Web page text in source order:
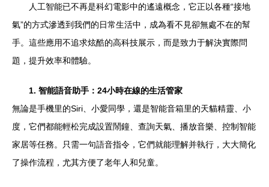
人工智能已不再是科幻電影中的遙遠概念，它正以各種“接地
氣”的方式滲透到我們的日常生活中，成為看不見卻無處不在的幫
手。這些應用不追求炫酷的高科技展示，而是致力于解決實際問
題，提升效率和體驗。
1. 智能語音助手：24小時在線的生活管家
無論是手機里的Siri、小愛同學，還是智能音箱里的天貓精靈、小
度，它們都能輕松完成設置鬧鐘、查詢天氣、播放音樂、控制智能
家居等任務。只需一句語音指令，它們就能理解并執行，大大簡化
了操作流程，尤其方便了老年人和兒童。